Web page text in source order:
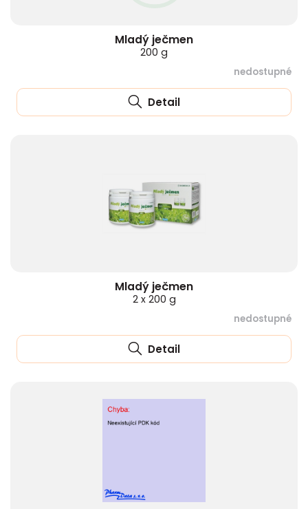
Mladý ječmen
200 g
nedostupné
Detail
Mladý ječmen
2 x 200 g
nedostupné
Detail